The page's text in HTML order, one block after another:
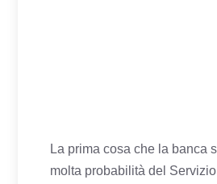
La prima cosa che la banca
molta probabilità del